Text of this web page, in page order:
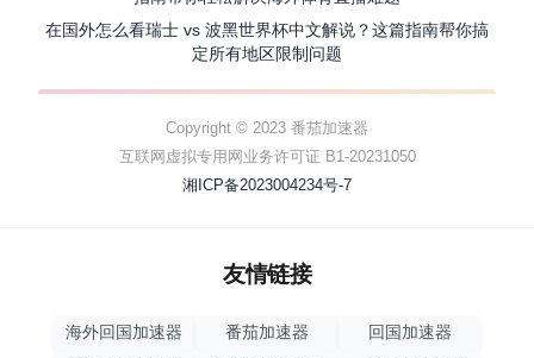
在国外怎么看瑞士 vs 波黑世界杯中文解说？这篇指南帮你搞
定所有地区限制问题
Copyright © 2023 番茄加速器
互联网虚拟专用网业务许可证 B1-20231050
湘ICP备2023004234号-7
友情链接
海外回国加速器 番茄加速器
回国加速器